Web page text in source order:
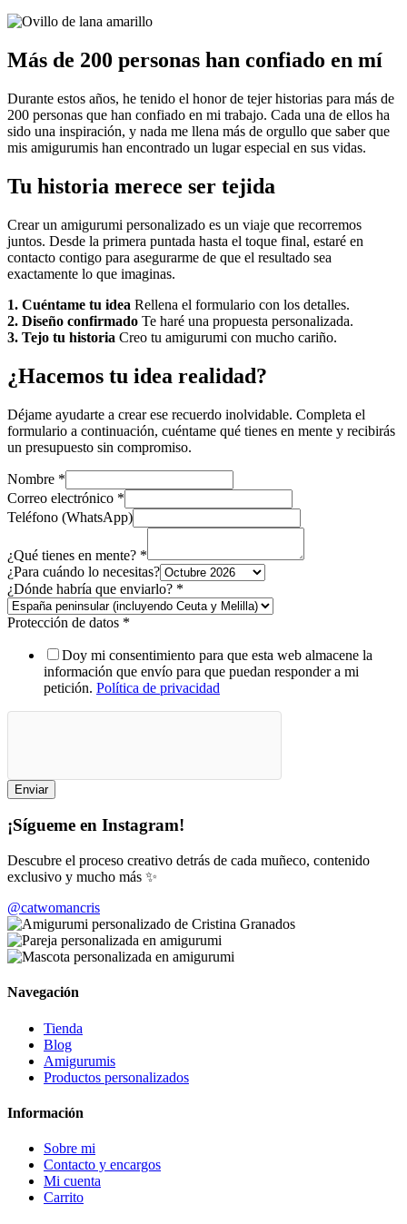
Más de 200 personas han confiado en mí
Durante estos años, he tenido el honor de tejer historias para más de
200 personas que han confiado en mi trabajo. Cada una de ellos ha
sido una inspiración, y nada me llena más de orgullo que saber que
mis amigurumis han encontrado un lugar especial en sus vidas.
Tu historia merece ser tejida
Crear un amigurumi personalizado es un viaje que recorremos
juntos. Desde la primera puntada hasta el toque final, estaré en
contacto contigo para asegurarme de que el resultado sea
exactamente lo que imaginas.
1. Cuéntame tu idea Rellena el formulario con los detalles.
2. Diseño confirmado Te haré una propuesta personalizada.
3. Tejo tu historia Creo tu amigurumi con mucho cariño.
¿Hacemos tu idea realidad?
Déjame ayudarte a crear ese recuerdo inolvidable. Completa el
formulario a continuación, cuéntame qué tienes en mente y recibirás
un presupuesto sin compromiso.
Nombre *
habría
de
Correo electrónico *
Teléfono (WhatsApp)
¿Qué tienes en mente? *
¿Para cuándo lo necesitas?
¿Dónde habría que enviarlo? *
Protección de datos *
Doy mi consentimiento para que esta web almacene la
información que envío para que puedan responder a mi
petición. Política de privacidad
Enviar
¡Sígueme en Instagram!
Descubre el proceso creativo detrás de cada muñeco, contenido
exclusivo y mucho más ✨
@catwomancris
Navegación
Tienda
Blog
Amigurumis
Productos personalizados
Información
Sobre mi
Contacto y encargos
Mi cuenta
Carrito